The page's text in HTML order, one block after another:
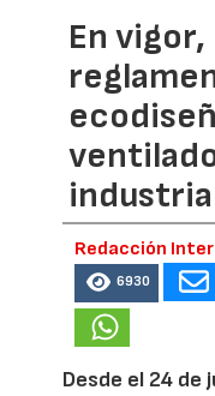
En
Redacción
6930
Desde el 24 de